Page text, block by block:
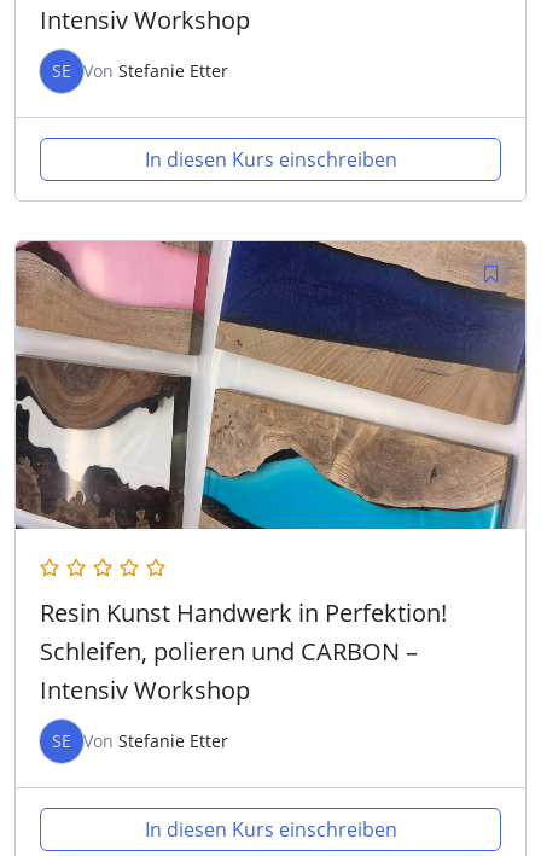
Intensiv Workshop
SE Von Stefanie Etter
In diesen Kurs einschreiben
Resin Kunst Handwerk in Perfektion!
Schleifen, polieren und CARBON –
Intensiv Workshop
SE Von Stefanie Etter
In diesen Kurs einschreiben